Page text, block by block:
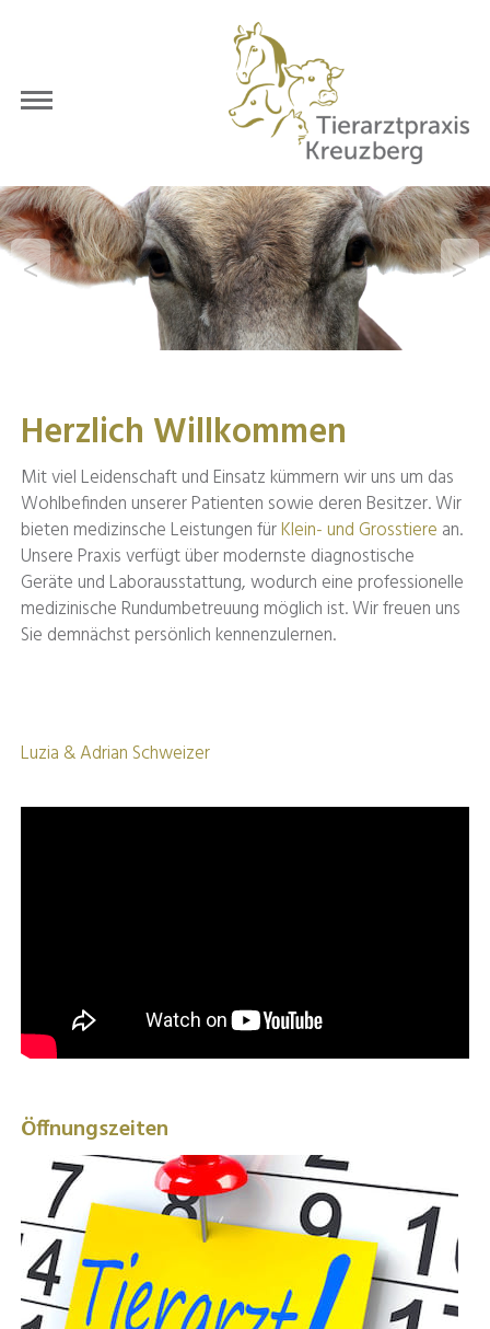
< >
Herzlich Willkommen
Mit viel Leidenschaft und Einsatz kümmern wir uns um das
Wohlbefinden unserer Patienten sowie deren Besitzer. Wir
bieten medizinsche Leistungen fürKlein- und Grosstiere an.
Unsere Praxis verfügt über modernste diagnostische
Geräte und Laborausstattung, wodurch eine professionelle
medizinische Rundumbetreuung möglich ist. Wir freuen uns
Sie demnächst persönlich kennenzulernen.
Luzia & Adrian Schweizer
Öffnungszeiten